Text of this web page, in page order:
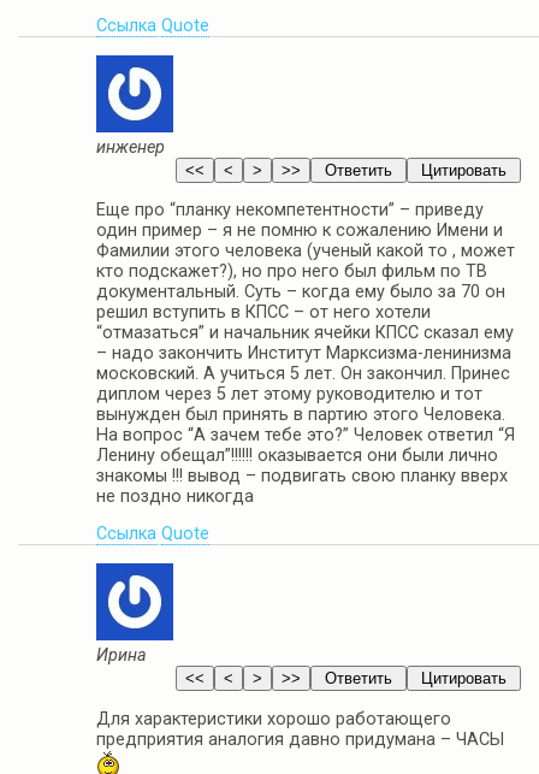
Ссылка Quote
инженер
Еще про “планку некомпетентности” – приведу
один пример – я не помню к сожалению Имени и
Фамилии этого человека (ученый какой то , может
кто подскажет?), но про него был фильм по ТВ
документальный. Суть – когда ему было за 70 он
решил вступить в КПСС – от него хотели
“отмазаться” и начальник ячейки КПСС сказал ему
– надо закончить Институт Марксизма-ленинизма
московский. А учиться 5 лет. Он закончил. Принес
диплом через 5 лет этому руководителю и тот
вынужден был принять в партию этого Человека.
На вопрос “А зачем тебе это?” Человек ответил “Я
Ленину обещал”!!!!!! оказывается они были лично
знакомы !!! вывод – подвигать свою планку вверх
не поздно никогда
Ссылка Quote
Ирина
Для характеристики хорошо работающего
предприятия аналогия давно придумана – ЧАСЫ